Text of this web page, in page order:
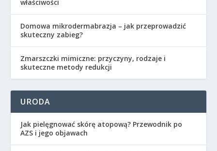
właściwości
Domowa mikrodermabrazja – jak przeprowadzić
skuteczny zabieg?
Zmarszczki mimiczne: przyczyny, rodzaje i
skuteczne metody redukcji
URODA
Jak pielęgnować skórę atopową? Przewodnik po
AZS i jego objawach